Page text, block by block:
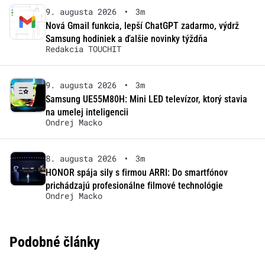
9. augusta 2026 •
3m
Nová Gmail funkcia, lepší ChatGPT zadarmo, výdrž
Samsung hodiniek a ďalšie novinky týždňa
Redakcia TOUCHIT
9. augusta 2026 •
3m
Samsung UE55M80H: Mini LED televízor, ktorý stavia
na umelej inteligencii
Ondrej Macko
8. augusta 2026 •
3m
HONOR spája sily s firmou ARRI: Do smartfónov
prichádzajú profesionálne filmové technológie
Ondrej Macko
Podobné články